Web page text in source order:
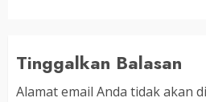
Tinggalkan Balasan
Alamat email Anda tidak akan